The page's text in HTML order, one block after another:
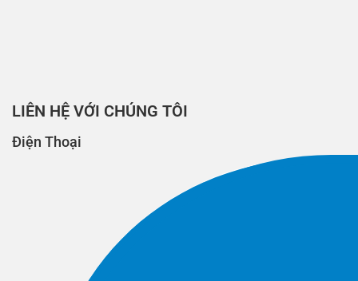
LIÊN HỆ VỚI CHÚNG TÔI
Điện Thoại